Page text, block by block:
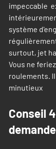
impeccable
système
surtout, jet
Vous ne
roulements.
minutieux
Conseil